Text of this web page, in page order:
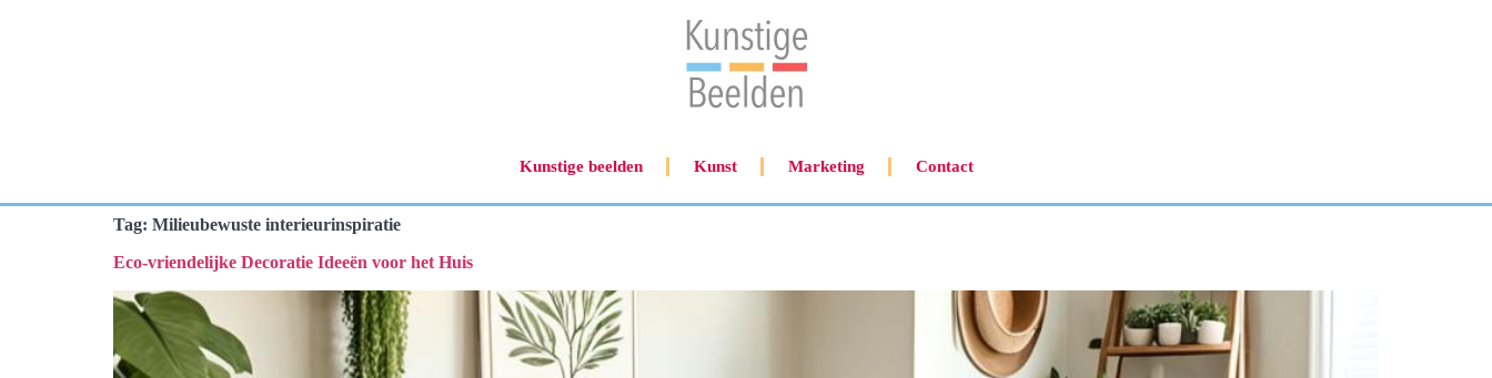
Kunstige beelden Kunst Marketing Contact
Tag: Milieubewuste interieurinspiratie
Eco-vriendelijke Decoratie Ideeën voor het Huis